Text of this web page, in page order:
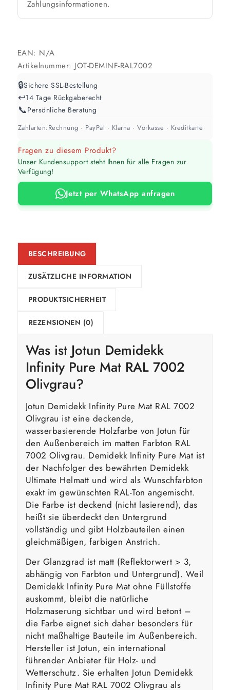
Werte sind Richtwerte und können je nach Untergrund und Werkzeug
abweichen. Für 10 % Reserve wird automatisch aufgerundet.
Zahlungsinformationen.
EAN: N/A
Artikelnummer: JOT-DEMINF-RAL7002
🔒Sichere SSL-Bestellung
↩️14 Tage Rückgaberecht
📞Persönliche Beratung
Zahlarten:Rechnung · PayPal · Klarna · Vorkasse · Kreditkarte
Fragen zu diesem Produkt?
Unser Kundensupport steht Ihnen für alle Fragen zur
Verfügung!
Jetzt per WhatsApp anfragen
BESCHREIBUNG
ZUSÄTZLICHE INFORMATION
PRODUKTSICHERHEIT
REZENSIONEN (0)
Was ist Jotun Demidekk
Infinity Pure Mat RAL 7002
Olivgrau?
Jotun Demidekk Infinity Pure Mat RAL 7002
Olivgrau ist eine deckende,
wasserbasierende Holzfarbe von Jotun für
den Außenbereich im matten Farbton RAL
7002 Olivgrau. Demidekk Infinity Pure Mat ist
der Nachfolger des bewährten Demidekk
Ultimate Helmatt und wird als Wunschfarbton
exakt im gewünschten RAL-Ton angemischt.
Die Farbe ist deckend (nicht lasierend), das
heißt sie überdeckt den Untergrund
vollständig und gibt Holzbauteilen einen
gleichmäßigen, farbigen Anstrich.
Der Glanzgrad ist matt (Reflektorwert > 3,
abhängig von Farbton und Untergrund). Weil
Demidekk Infinity Pure Mat ohne Füllstoffe
auskommt, bleibt die natürliche
Holzmaserung sichtbar und wird betont –
die Farbe eignet sich daher besonders für
nicht maßhaltige Bauteile im Außenbereich.
Hersteller ist Jotun, ein international
führender Anbieter für Holz- und
Wetterschutz. Sie erhalten Jotun Demidekk
Infinity Pure Mat RAL 7002 Olivgrau als